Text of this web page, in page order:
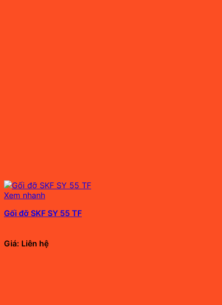
Xem nhanh
Gối đỡ SKF SY 55 TF
Giá: Liên hệ